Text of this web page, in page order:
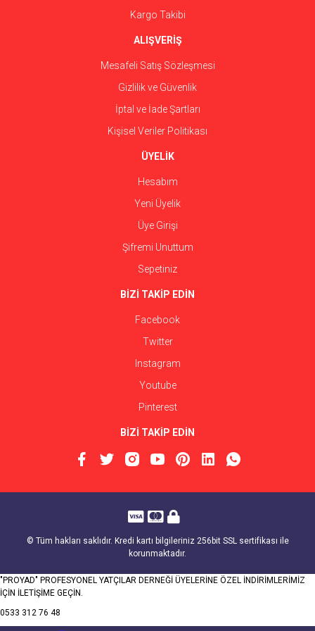
Kargo Takibi
ALIŞVERİŞ
Mesafeli Satış Sözleşmesi
Gizlilik ve Güvenlik
İptal ve İade Şartları
Kişisel Veriler Politikası
ÜYELİK
Hesabım
Yeni Üyelik
Üye Girişi
Şifremi Unuttum
Sepetiniz
BİZİ TAKİP EDİN
Facebook
Twitter
Instagram
Youtube
Pinterest
BİZİ TAKİP EDİN
© Tüm hakları saklıdır. Kredi kartı bilgileriniz 256bit SSL sertifikası ile
korunmaktadır.
"PROYAD" PROFESYONEL YATÇILAR DERNEĞİ ÜYELERİNE ÖZEL İNDİRİMLERİMİZ
İÇİN İLETİŞİME GEÇİN.
0533 312 76 48